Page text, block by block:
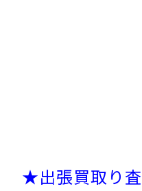
★出張買取り